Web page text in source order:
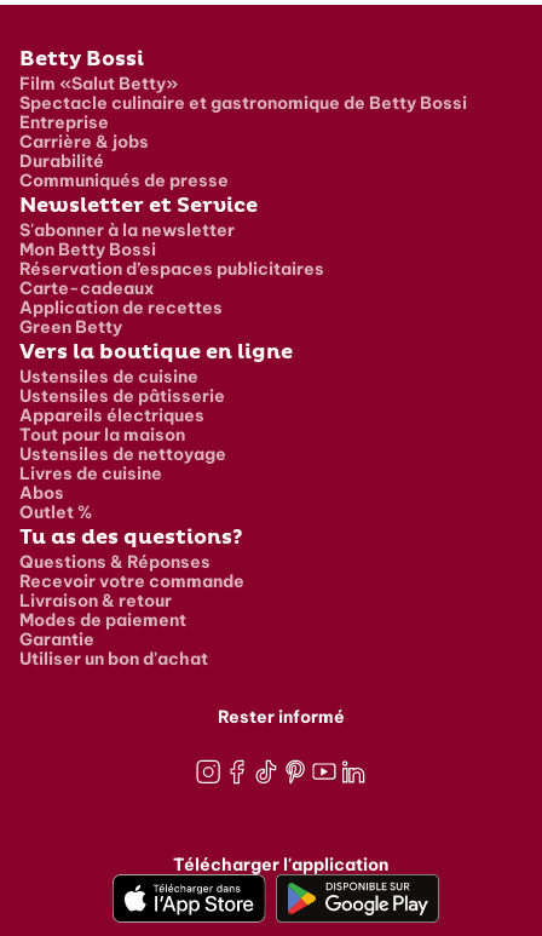
Pied de page
Betty Bossi
Film «Salut Betty»
Spectacle culinaire et gastronomique de Betty Bossi
Entreprise
Carrière & jobs
Durabilité
Communiqués de presse
Newsletter et Service
S'abonner à la newsletter
Mon Betty Bossi
Réservation d’espaces publicitaires
Carte-cadeaux
Application de recettes
Green Betty
Vers la boutique en ligne
Ustensiles de cuisine
Ustensiles de pâtisserie
Appareils électriques
Tout pour la maison
Ustensiles de nettoyage
Livres de cuisine
Abos
Outlet %
Tu as des questions?
Questions & Réponses
Recevoir votre commande
Livraison & retour
Modes de paiement
Garantie
Utiliser un bon d'achat
Rester informé
Télécharger l'application